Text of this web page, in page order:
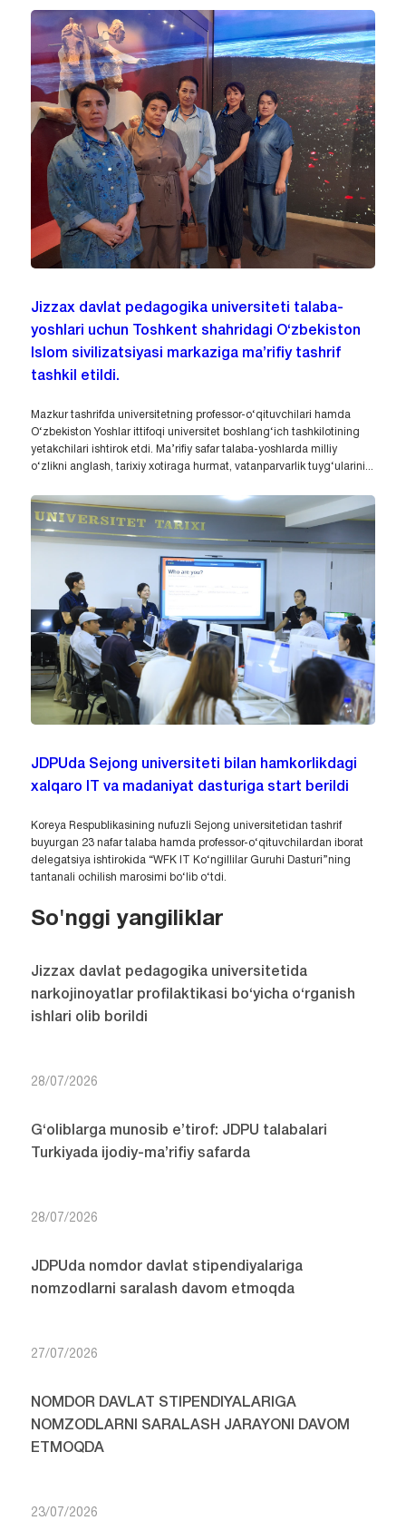
Jizzax davlat pedagogika universiteti talaba-
yoshlari uchun Toshkent shahridagi O‘zbekiston
Islom sivilizatsiyasi markaziga ma’rifiy tashrif
tashkil etildi.
Mazkur tashrifda universitetning professor-o‘qituvchilari hamda
O‘zbekiston Yoshlar ittifoqi universitet boshlang‘ich tashkilotining
yetakchilari ishtirok etdi. Ma’rifiy safar talaba-yoshlarda milliy
o‘zlikni anglash, tarixiy xotiraga hurmat, vatanparvarlik tuyg‘ularini...
JDPUda Sejong universiteti bilan hamkorlikdagi
xalqaro IT va madaniyat dasturiga start berildi
Koreya Respublikasining nufuzli Sejong universitetidan tashrif
buyurgan 23 nafar talaba hamda professor-o‘qituvchilardan iborat
delegatsiya ishtirokida “WFK IT Ko‘ngillilar Guruhi Dasturi”ning
tantanali ochilish marosimi bo‘lib o‘tdi.
So'nggi yangiliklar
Jizzax davlat pedagogika universitetida
narkojinoyatlar profilaktikasi bo‘yicha o‘rganish
ishlari olib borildi
28/07/2026
G‘oliblarga munosib e’tirof: JDPU talabalari
Turkiyada ijodiy-ma’rifiy safarda
28/07/2026
JDPUda nomdor davlat stipendiyalariga
nomzodlarni saralash davom etmoqda
27/07/2026
NOMDOR DAVLAT STIPENDIYALARIGA
NOMZODLARNI SARALASH JARAYONI DAVOM
ETMOQDA
23/07/2026